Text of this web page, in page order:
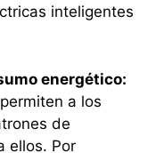
inteligentes
energético:
a los
de
ellos. Por